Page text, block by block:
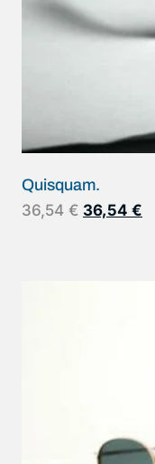
Quisquam.
36,54 € 36,54 €